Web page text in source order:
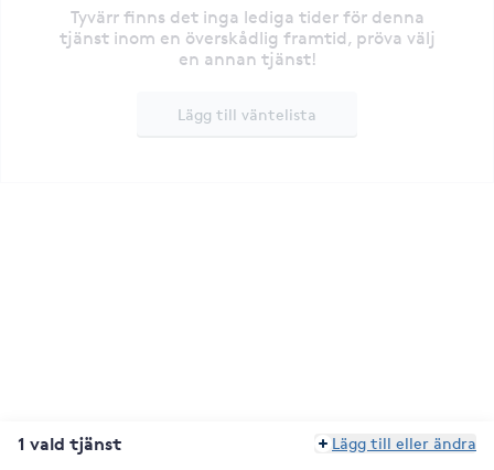
Tyvärr finns det inga lediga tider för denna
tjänst inom en överskådlig framtid, pröva välj
en annan tjänst!
Lägg till väntelista
1 vald tjänst Lägg till eller ändra